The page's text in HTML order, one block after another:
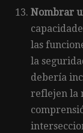
Nombrar
las
la
debería
reflejen la